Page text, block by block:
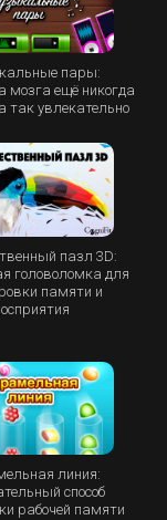
пары:
мозга ещё никогда
так увлекательно
пазл 3D:
головоломка для
памяти и
линия:
способ
рабочей памяти